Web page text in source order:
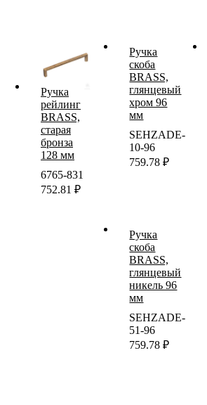
Ручка
рейлинг
BRASS,
старая
бронза
128 мм
6765-831
752.81 ₽
Ручка
скоба
BRASS,
глянцевый
хром 96
мм
SEHZADE-
10-96
759.78₽
Ручка
скоба
BRASS,
глянцевый
никель 96
мм
SEHZADE-
51-96
759.78₽